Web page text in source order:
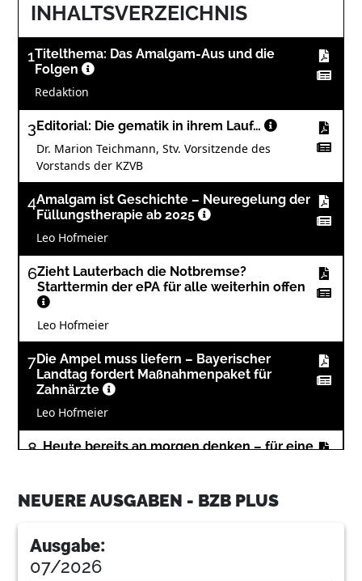
INHALTSVERZEICHNIS
1Titelthema: Das Amalgam-Aus und die
Folgen
Redaktion
3 Editorial: Die gematik in ihrem Lauf…
Dr. Marion Teichmann, Stv. Vorsitzende des
Vorstands der KZVB
4Amalgam ist Geschichte – Neuregelung der
Füllungstherapie ab 2025
Leo Hofmeier
6Zieht Lauterbach die Notbremse?
Starttermin der ePA für alle weiterhin offen
Leo Hofmeier
7Die Ampel muss liefern – Bayerischer
Landtag fordert Maßnahmenpaket für
Zahnärzte
Leo Hofmeier
8„Heute bereits an morgen denken – für eine
und behandeln
Redaktion BLZK
NEUERE AUSGABEN - BZB PLUS
Ausgabe:
07/2026